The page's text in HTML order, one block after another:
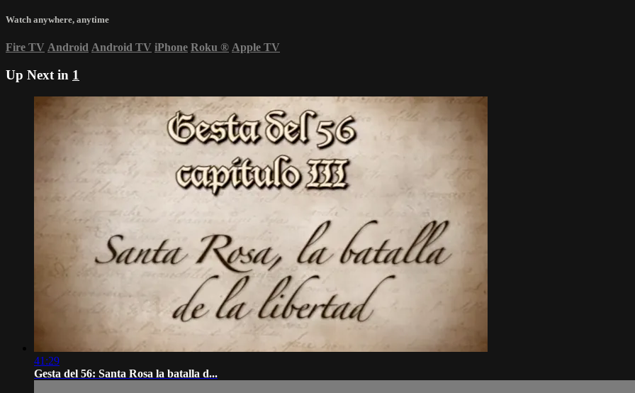
Watch anywhere, anytime
Fire TV Android Android TV iPhone Roku ® Apple TV
Up Next in 1
41:29
Gesta del 56: Santa Rosa la batalla d...